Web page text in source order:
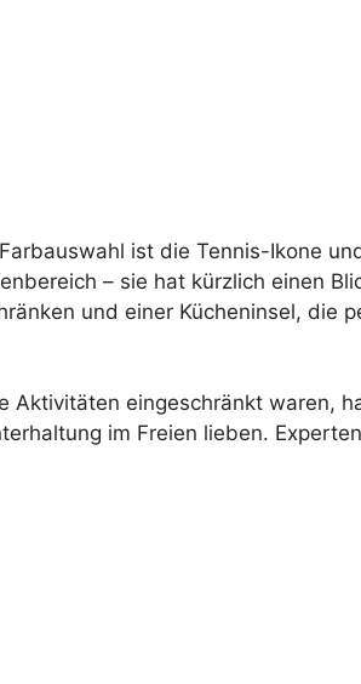
ist die Tennis-Ikone
– sie hat kürzlich einen
und einer Kücheninsel, die
Aktivitäten eingeschränkt waren,
im Freien lieben.